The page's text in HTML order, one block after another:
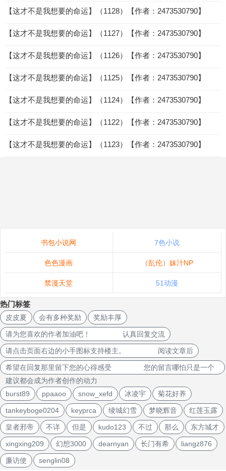
【这才不是我想要的命运】（1128）【作者：2473530790】
【这才不是我想要的命运】（1127）【作者：2473530790】
【这才不是我想要的命运】（1126）【作者：2473530790】
【这才不是我想要的命运】（1125）【作者：2473530790】
【这才不是我想要的命运】（1124）【作者：2473530790】
【这才不是我想要的命运】（1122）【作者：2473530790】
【这才不是我想要的命运】（1123）【作者：2473530790】
书包小说网 7色小说
色色漫画 （乱伦）妹汁NP
禁漫天堂 51动漫
热门标签
皮皮夏 会有多种奖励 奖励丰厚
请为您喜欢的作者加油吧！ 认真回复交流
请点击页面右边的小手图标支持楼主。 阅读文章后
希望在回复那里留下您的心得感受 您的留言哪怕只是一个
建议都会成为作者创作的动力
burst89
ppaaoo snow_xefd 冰凌宇 菊花好养
tankeyboge0204 keyprca 绫城幻雪 梦晓辉音 红莲玉露
皇者邪帝 不详 但是 kudo123 不过 那么 东方城才
xingxing209 幻想3000 dearnyan 长门有希 liangz876
廉访使 senglin08